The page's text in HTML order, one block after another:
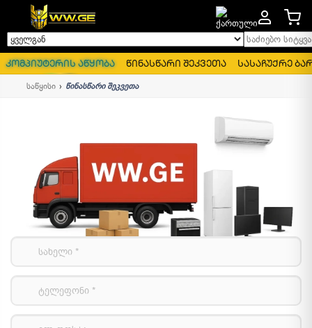
ყველგან საძიებო
კომპიუტერის აწყობა წინასწარი შეკვეთა სასაჩუქრე
საწყისი წინასწარი შეკვეთა
მოძებნეთ სასურველი პროდუქტი Amazon.com
მოგვწერეთ პროდუქტის ლინკი, დატოვეთ თქვენი ტელეფონის
ნომერი და ჩვენი მენეჯერი დაგიკავშირდებათ უახლოეს
დროში.